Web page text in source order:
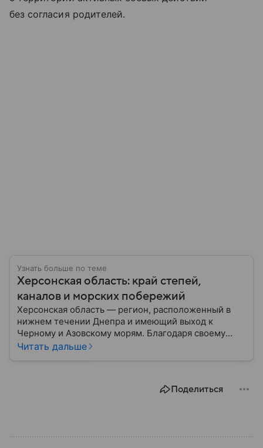
без согласия родителей.
Узнать больше по теме
Херсонская область: край степей,
каналов и морских побережий
Херсонская область — регион, расположенный в
нижнем течении Днепра и имеющий выход к
Черному и Азовскому морям. Благодаря своему
географическому положению область на
севером и югом региона. Собрали главное по теме.
Читать дальше
Поделиться